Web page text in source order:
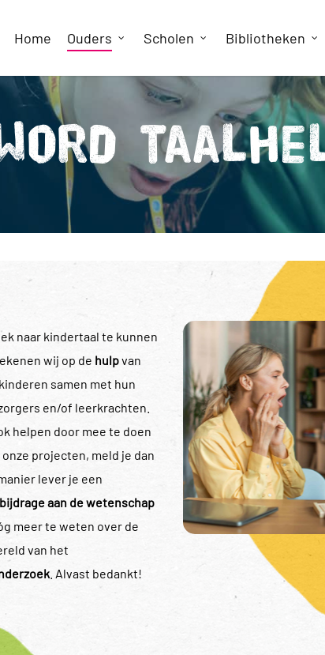
Home Ouders Scholen Bibliotheken
naar kindertaal te kunnen
wij op de hulpvan
samen met hun
en/of leerkrachten.
helpen door mee te doen
onze projecten, meld je dan
lever je een
bijdrage aan de wetenschap
meer te weten over de
van het
. Alvast bedankt!